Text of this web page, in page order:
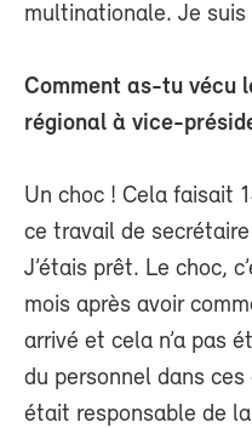
multinationale. Je
Comment as-tu vécu
régional à vice-
Un choc ! Cela faisait
ce travail de
J’étais prêt. Le choc,
mois après avoir
arrivé et cela n’a pas
du personnel dans
était responsable de